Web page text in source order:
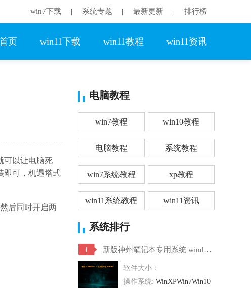
win7下载 系统专题 最新更新 排行榜
页 win11下载 win11教程 win11资讯
可以让电脑死
即可，机遇塔式
后同时开启两
电脑教程
win7教程 win10教程
电脑教程 系统教程
win7系统教程 xp教程
win11系统教程 win11资讯
系统排行
1 新版神州笔记本专用系统 windows10 64位 SP1 家庭旗舰版 V2021.07
软件大小：
操作系统: WinXPWin7Win10